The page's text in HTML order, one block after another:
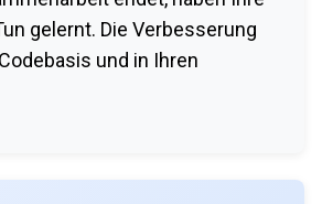
gelernt. Die Verbesserung
und in Ihren